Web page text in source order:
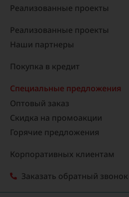
Реализованные проекты​
Реализованные проекты
Наши партнеры
Покупка в кредит
Специальные предложения
Оптовый заказ
Скидка на промоакции
Горячие предложения
Корпоративных клиентам
Заказать обратный звонок